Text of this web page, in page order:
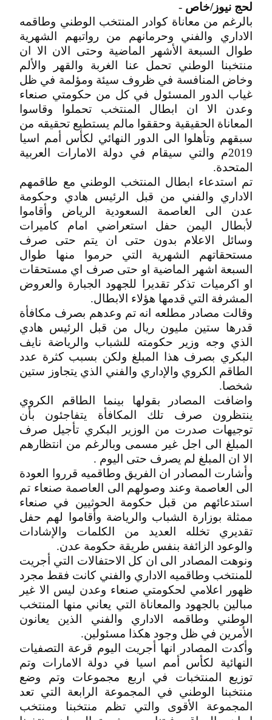
لحج نيوز/خاص -
بالرغم من معاناة كوادر المنتخب الوطني وطاقمه
الاداري والفني وحرمانهم من رواتبهم الشهرية
طوال السبعة الأشهر الماضية وحتى الان الا ان
منتخبنا الوطني تحمل عنا الغربة والقهر والألم
وخاض المنافسة في ظروف سيئة ومؤلمة في ظل
غياب الدور المسئول في كل من حكومتي صنعاء
وعدن الا ان ابطال المنتخب تحملوا وقاسوا
المعاناة الحقيقية وحققوا مالم يستطيع تحقيقه من
سبقهم وتأهلوا الى الدور النهائي لكأس أمم اسيا
2019م والتي سيقام في دولة الامارات العربية
المتحدة.
تم استدعاء ابطال المنتخب الوطني مع طاقمهم
الاداري والفني من قبل الرئيس هادي وحكومة
عدن الى العاصمة السعودية الرياض وأقاموا
لأبطال اليمن حفل استعراضي امام كاميرات
وسائل الاعلام بدون حتى ان يتم حتى صرف
مستحقاتهم الشهرية التي حرموا منها طوال
السبعة اشهر الماضية او حتى صرف اي مستحقات
او اكرميات تذكر تقديرا للجهود الجبارة والعروض
المشرفة التي قدمها هؤلاء الابطال.
وقالت مصادر مطلعه انه تم وعدهم بصرف مكافأة
قدرها ستين مليون ريال من قبل الرئيس هادي
الذي وجه وزير حكومته للشباب والرياضة نايف
البكري بصرف هذا المبلغ ولكن بسبب كثرة عدد
الطاقم الكروي والإداري والفني الذي يتجاوز ستين
شخصا.
واضافت المصادر بقولها بينما الطاقم الكروي
ينتظرون صرف تلك المكافأة يتفاجئون بأن
توجيهات صدرت من الوزير البكري تأجيل صرف
المبلغ الى اجل غير مسمى وبالرغم من انتظارهم
الا ان المبلغ لم يصرف حتى اليوم .
وأشارت المصادر ان الفريق وطاقميه قرروا العودة
الى العاصمة وعند وصولهم الى العاصمة صنعاء تم
استدعائهم من قبل حكومة الحوثيين في صنعاء
ممثلة بوزارة الشباب والرياضة وأقاموا لهم حفل
تقديري تخلله العديد من الكلمات والإشادات
والوعود الزائفة بنفس طريقة حكومة عدن.
ونوهت المصادر الى ان كل الاحتفالات التي أجريت
للمنتخب وطاقميه الاداري والفني كانت فقط مجرد
ظهور اعلامي لحكومتي صنعاء وعدن ليس الا غير
مبالين بالجهود والمعاناة التي يعاني منها المنتخب
الوطني وطاقمه الاداري والفني الذين يعانون
الأمرين في ظل وجود هكذا مسئولين.
وأكدت المصادر انها أجريت اليوم قرعة التصفيات
النهائية لكأس أمم اسيا في دولة الامارات وتم
توزيع المنتخبات في اربع مجموعات وتم وضع
منتخبنا الوطني في المجموعة الرابعة التي تعد
المجموعة الأقوى والتي تظم منتخبنا ومنتخب